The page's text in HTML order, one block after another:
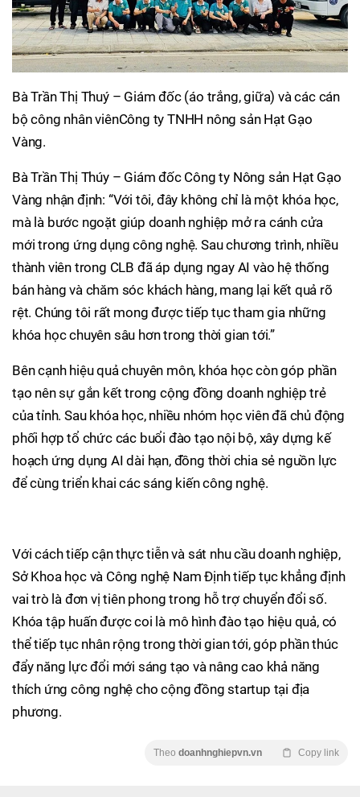
Bà Trần Thị Thuý – Giám đốc (áo trắng, giữa) và các cán
bộ công nhân viênCông ty TNHH nông sản Hạt Gạo
Vàng.
Bà Trần Thị Thúy – Giám đốc Công ty Nông sản Hạt Gạo
Vàng nhận định: “Với tôi, đây không chỉ là một khóa học,
mà là bước ngoặt giúp doanh nghiệp mở ra cánh cửa
mới trong ứng dụng công nghệ. Sau chương trình, nhiều
thành viên trong CLB đã áp dụng ngay AI vào hệ thống
bán hàng và chăm sóc khách hàng, mang lại kết quả rõ
rệt. Chúng tôi rất mong được tiếp tục tham gia những
khóa học chuyên sâu hơn trong thời gian tới.”
Bên cạnh hiệu quả chuyên môn, khóa học còn góp phần
tạo nên sự gắn kết trong cộng đồng doanh nghiệp trẻ
của tỉnh. Sau khóa học, nhiều nhóm học viên đã chủ động
phối hợp tổ chức các buổi đào tạo nội bộ, xây dựng kế
hoạch ứng dụng AI dài hạn, đồng thời chia sẻ nguồn lực
để cùng triển khai các sáng kiến công nghệ.
Với cách tiếp cận thực tiễn và sát nhu cầu doanh nghiệp,
Sở Khoa học và Công nghệ Nam Định tiếp tục khẳng định
vai trò là đơn vị tiên phong trong hỗ trợ chuyển đổi số.
Khóa tập huấn được coi là mô hình đào tạo hiệu quả, có
thể tiếp tục nhân rộng trong thời gian tới, góp phần thúc
đẩy năng lực đổi mới sáng tạo và nâng cao khả năng
thích ứng công nghệ cho cộng đồng startup tại địa
phương.
Theo doanhnghiepvn.vn Copy link